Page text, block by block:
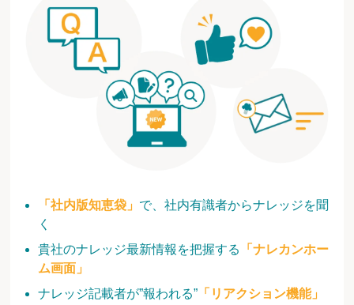
「社内版知恵袋」 で、社内有識者からナレッジを聞
く
貴社のナレッジ最新情報を把握する
「ナレカンホー
ム画面」
ナレッジ記載者が”報われる” 「リアクション機能」